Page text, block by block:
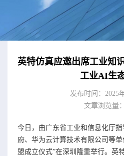
英特仿真应邀出席工业知
工业AI生
发布时间：2025
文章浏览量
今日，由广东省工业和信息化厅
府、华为云计算技术有限公司等
盟成立仪式”在深圳隆重举行。英